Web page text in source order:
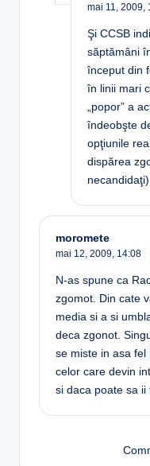
mai 11, 2009,
Şi CCSB
săptămâni
început din
în linii mari
„popor” a
îndeobşte
opţiunile
dispărea
moromete
mai 12, 2009, 14:08
N-as spune ca
zgomot. Din cate
media si a si
deca zgonot.
se miste in asa fel
celor care devin
si daca poate sa ii